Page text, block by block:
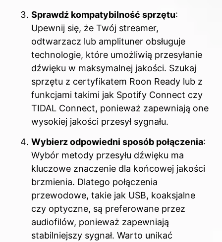
Sprawdź kompatybilność sprzętu:
Upewnij się, że Twój streamer,
odtwarzacz lub amplituner obsługuje
technologie, które umożliwią przesyłanie
dźwięku w maksymalnej jakości. Szukaj
sprzętu z certyfikatem Roon Ready lub z
funkcjami takimi jak Spotify Connect czy
TIDAL Connect, ponieważ zapewniają one
wysokiej jakości przesył sygnału.
Wybierz odpowiedni sposób połączenia:
Wybór metody przesyłu dźwięku ma
kluczowe znaczenie dla końcowej jakości
brzmienia. Dlatego połączenia
przewodowe, takie jak USB, koaksjalne
czy optyczne, są preferowane przez
audiofilów, ponieważ zapewniają
stabilniejszy sygnał. Warto unikać